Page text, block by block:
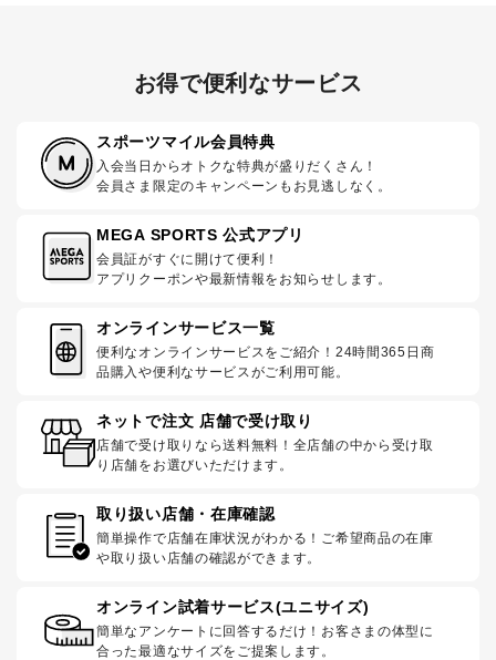
お得で便利なサービス
スポーツマイル会員特典
入会当日からオトクな特典が盛りだくさん！
会員さま限定のキャンペーンもお見逃しなく。
MEGA SPORTS 公式アプリ
会員証がすぐに開けて便利！
アプリクーポンや最新情報をお知らせします。
オンラインサービス一覧
便利なオンラインサービスをご紹介！24時間365日商
品購入や便利なサービスがご利用可能。
ネットで注文 店舗で受け取り
店舗で受け取りなら送料無料！全店舗の中から受け取
り店舗をお選びいただけます。
取り扱い店舗・在庫確認
簡単操作で店舗在庫状況がわかる！ご希望商品の在庫
や取り扱い店舗の確認ができます。
オンライン試着サービス(ユニサイズ)
簡単なアンケートに回答するだけ！お客さまの体型に
合った最適なサイズをご提案します。